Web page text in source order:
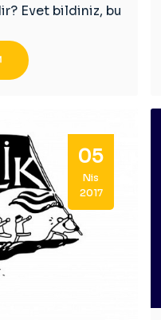
Evet bildiniz, bu
05
Nis
2017